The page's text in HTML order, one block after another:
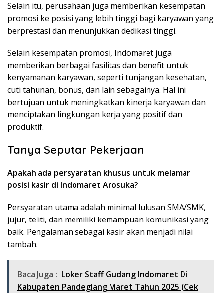
Selain itu, perusahaan juga memberikan kesempatan
promosi ke posisi yang lebih tinggi bagi karyawan yang
berprestasi dan menunjukkan dedikasi tinggi.
Selain kesempatan promosi, Indomaret juga
memberikan berbagai fasilitas dan benefit untuk
kenyamanan karyawan, seperti tunjangan kesehatan,
cuti tahunan, bonus, dan lain sebagainya. Hal ini
bertujuan untuk meningkatkan kinerja karyawan dan
menciptakan lingkungan kerja yang positif dan
produktif.
Tanya Seputar Pekerjaan
Apakah ada persyaratan khusus untuk melamar
posisi kasir di Indomaret Arosuka?
Persyaratan utama adalah minimal lulusan SMA/SMK,
jujur, teliti, dan memiliki kemampuan komunikasi yang
baik. Pengalaman sebagai kasir akan menjadi nilai
tambah.
Baca Juga : Loker Staff Gudang Indomaret Di
Kabupaten Pandeglang Maret Tahun 2025 (Cek